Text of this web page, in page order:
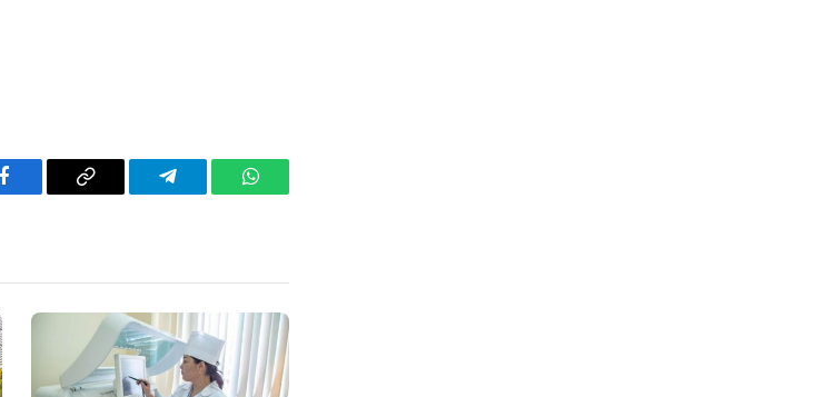
Facebook Copy
Telegram WhatsApp